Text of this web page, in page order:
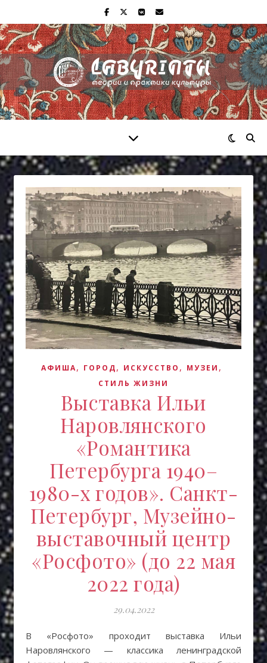
АФИША, ГОРОД, ИСКУCСТВО , МУЗЕИ ,
СТИЛЬ ЖИЗНИ
Выставка Ильи
Наровлянского
«Романтика
Петербурга 1940–
1980-х годов». Санкт-
Петербург, Музейно-
выставочный центр
«Росфото» (до 22 мая
2022 года)
29.04.2022
В «Росфото» проходит выставка Ильи
Наровлянского — классика ленинградской